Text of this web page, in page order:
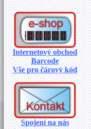
Internetový obchod
Barcode
Vše pro čárový kód
Spojení na nás